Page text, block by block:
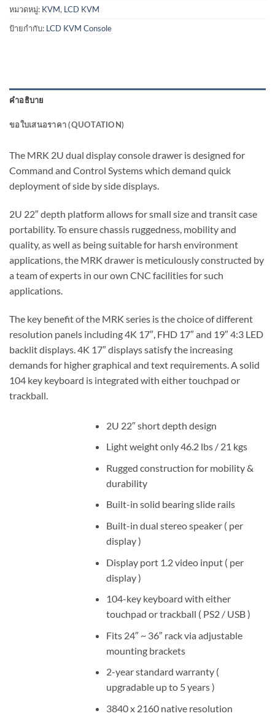
หมวดหมู่: KVM, LCD KVM
ป้ายกำกับ: LCD KVM Console
คำอธิบาย
ขอใบเสนอราคา (QUOTATION)
The MRK 2U dual display console drawer is designed for
Command and Control Systems which demand quick
deployment of side by side displays.
2U 22″ depth platform allows for small size and transit case
portability. To ensure chassis ruggedness, mobility and
quality, as well as being suitable for harsh environment
applications, the MRK drawer is meticulously constructed by
a team of experts in our own CNC facilities for such
applications.
The key benefit of the MRK series is the choice of different
resolution panels including 4K 17″, FHD 17″ and 19″ 4:3 LED
backlit displays. 4K 17″ displays satisfy the increasing
demands for higher graphical and text requirements. A solid
104 key keyboard is integrated with either touchpad or
trackball.
2U 22″ short depth design
Light weight only 46.2 lbs / 21 kgs
Rugged construction for mobility &
durability
Built-in solid bearing slide rails
Built-in dual stereo speaker ( per
display )
Display port 1.2 video input ( per
display )
104-key keyboard with either
touchpad or trackball ( PS2 / USB )
Fits 24″ ~ 36″ rack via adjustable
mounting brackets
2-year standard warranty (
upgradable up to 5 years )
3840 x 2160 native resolution